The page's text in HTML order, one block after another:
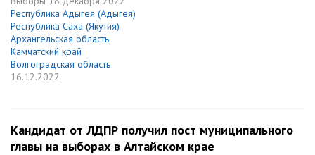
Республика Адыгея (Адыгея)
Республика Саха (Якутия)
Архангельская область
Камчатский край
Волгоградская область
16.12.2022
Кандидат от ЛДПР получил пост муниципального
главы на выборах в Алтайском крае